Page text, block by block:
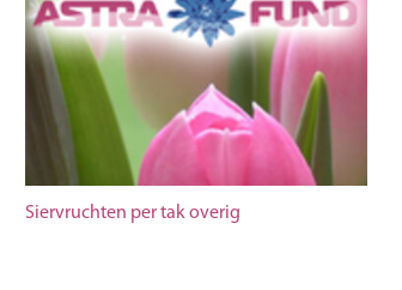
Siervruchten per tak overig